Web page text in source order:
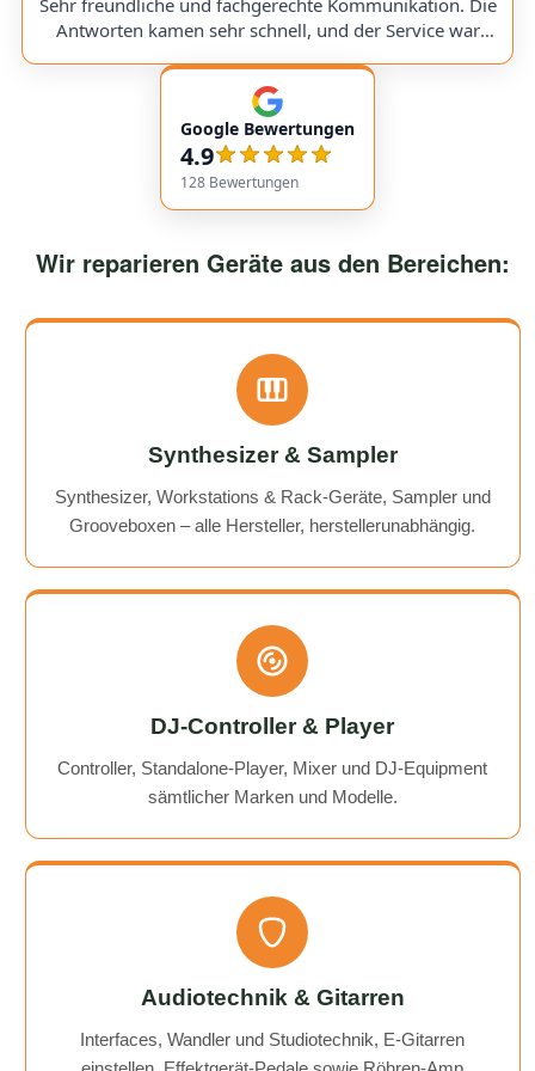
would use them again anytime!
Antworten kamen sehr schnell, und der Service war
empfehlenswert! Very friendly and professional
communication. Responses came very quickly, and the
service overall was extremely friendly and reliable.
Highly recommended!
Google Bewertungen
4.9
128 Bewertungen
Wir reparieren Geräte aus den Bereichen:
Synthesizer & Sampler
Synthesizer, Workstations & Rack-Geräte, Sampler und
Grooveboxen – alle Hersteller, herstellerunabhängig.
DJ-Controller & Player
Controller, Standalone-Player, Mixer und DJ-Equipment
sämtlicher Marken und Modelle.
Audiotechnik & Gitarren
Interfaces, Wandler und Studiotechnik, E-Gitarren